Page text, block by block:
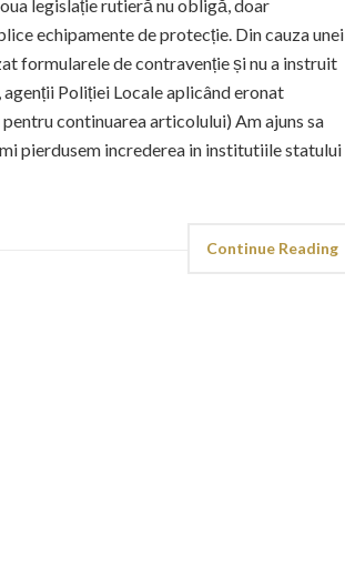
legislație rutieră nu obligă, doar
echipamente de protecție. Din cauza unei
formularele de contravenție și nu a instruit
Poliției Locale aplicând eronat
continuarea articolului) Am ajuns sa
pierdusem increderea in institutiile statului
Continue Reading